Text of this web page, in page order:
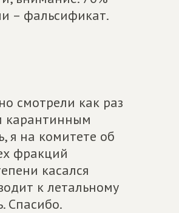
– фальсификат.
смотрели как раз
карантинным
я на комитете об
фракций
касался
к летальному
Спасибо.